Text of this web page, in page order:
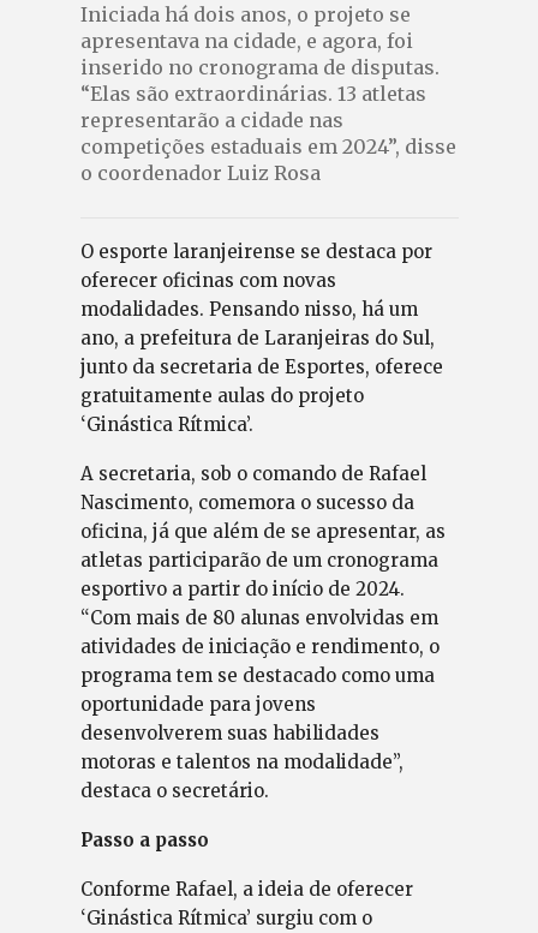
Iniciada há dois anos, o projeto se
apresentava na cidade, e agora, foi
inserido no cronograma de disputas.
“Elas são extraordinárias. 13 atletas
representarão a cidade nas
competições estaduais em 2024”, disse
o coordenador Luiz Rosa
O esporte laranjeirense se destaca por
oferecer oficinas com novas
modalidades. Pensando nisso, há um
ano, a prefeitura de Laranjeiras do Sul,
junto da secretaria de Esportes, oferece
gratuitamente aulas do projeto
‘Ginástica Rítmica’.
A secretaria, sob o comando de Rafael
Nascimento, comemora o sucesso da
oficina, já que além de se apresentar, as
atletas participarão de um cronograma
esportivo a partir do início de 2024.
“Com mais de 80 alunas envolvidas em
atividades de iniciação e rendimento, o
programa tem se destacado como uma
oportunidade para jovens
desenvolverem suas habilidades
motoras e talentos na modalidade”,
destaca o secretário.
Passo a passo
Conforme Rafael, a ideia de oferecer
‘Ginástica Rítmica’ surgiu com o